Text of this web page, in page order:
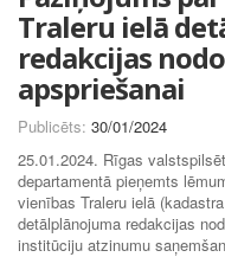
Traleru ielā
redakcijas
apspriešanai
Publicēts: 30/01/2024
25.01.2024. Rīgas
departamentā pieņemts
vienības Traleru ielā
detālplānojuma redakcijas
institūciju atzinumu